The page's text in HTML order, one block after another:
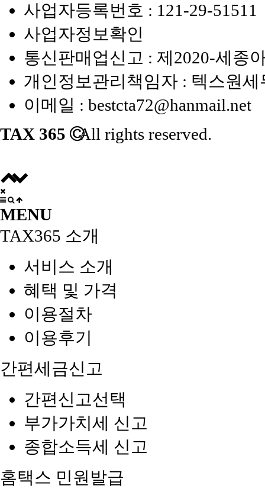
사업자등록번호 : 121-29-51511
사업자정보확인
통신판매업신고 : 제2020-세종
개인정보관리책임자 : 텍스원
이메일 : bestcta72@hanmail.net
TAX 365
All rights reserved.
MENU
TAX365 소개
서비스 소개
혜택 및 가격
이용절차
이용후기
간편세금신고
간편신고선택
부가가치세 신고
종합소득세 신고
홈택스 민원발급